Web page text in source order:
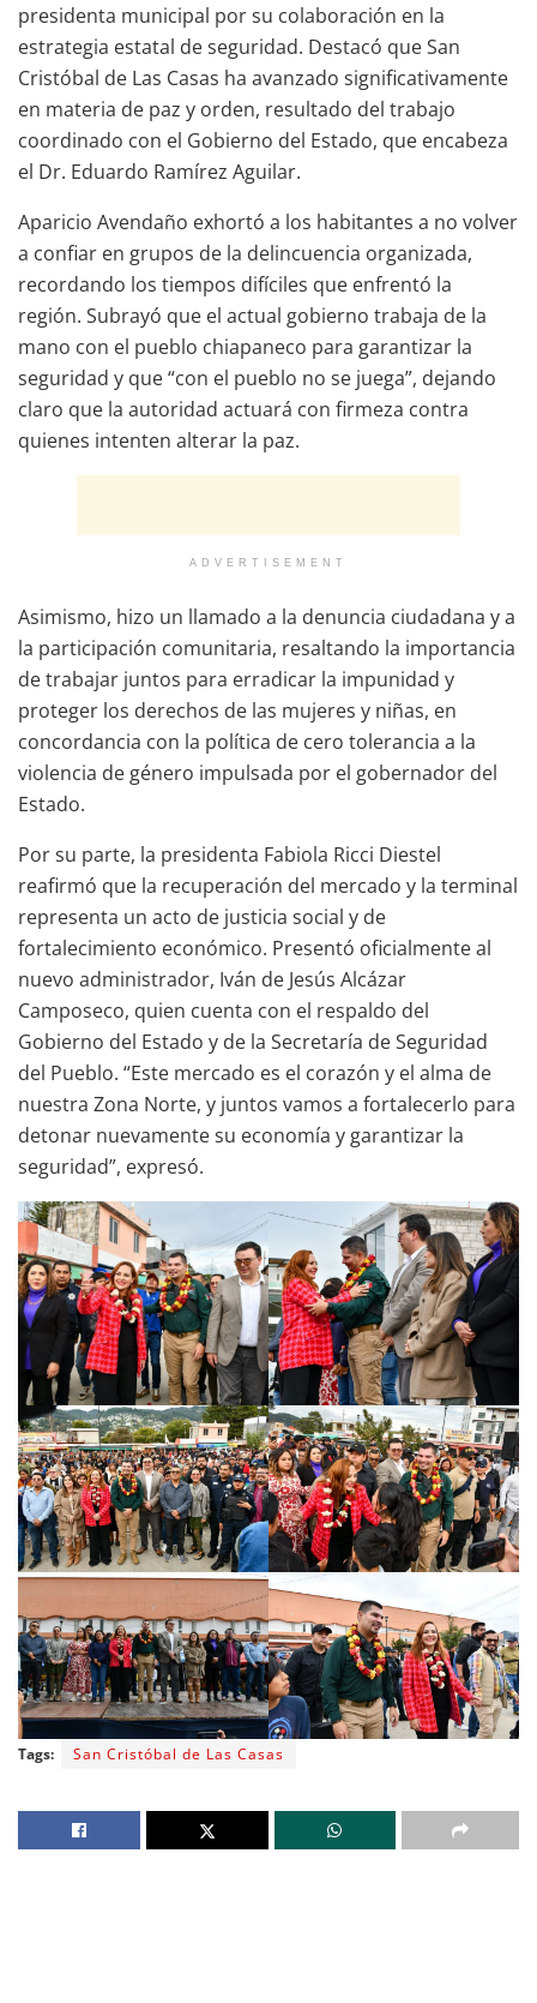
presidenta municipal por su colaboración en la
estrategia estatal de seguridad. Destacó que San
Cristóbal de Las Casas ha avanzado significativamente
en materia de paz y orden, resultado del trabajo
coordinado con el Gobierno del Estado, que encabeza
el Dr. Eduardo Ramírez Aguilar.
Aparicio Avendaño exhortó a los habitantes a no volver
a confiar en grupos de la delincuencia organizada,
recordando los tiempos difíciles que enfrentó la
región. Subrayó que el actual gobierno trabaja de la
mano con el pueblo chiapaneco para garantizar la
seguridad y que “con el pueblo no se juega”, dejando
claro que la autoridad actuará con firmeza contra
quienes intenten alterar la paz.
ADVERTISEMENT
Asimismo, hizo un llamado a la denuncia ciudadana y a
la participación comunitaria, resaltando la importancia
de trabajar juntos para erradicar la impunidad y
proteger los derechos de las mujeres y niñas, en
concordancia con la política de cero tolerancia a la
violencia de género impulsada por el gobernador del
Estado.
Por su parte, la presidenta Fabiola Ricci Diestel
reafirmó que la recuperación del mercado y la terminal
representa un acto de justicia social y de
fortalecimiento económico. Presentó oficialmente al
nuevo administrador, Iván de Jesús Alcázar
Camposeco, quien cuenta con el respaldo del
Gobierno del Estado y de la Secretaría de Seguridad
del Pueblo. “Este mercado es el corazón y el alma de
nuestra Zona Norte, y juntos vamos a fortalecerlo para
detonar nuevamente su economía y garantizar la
seguridad”, expresó.
Tags: San Cristóbal de Las Casas